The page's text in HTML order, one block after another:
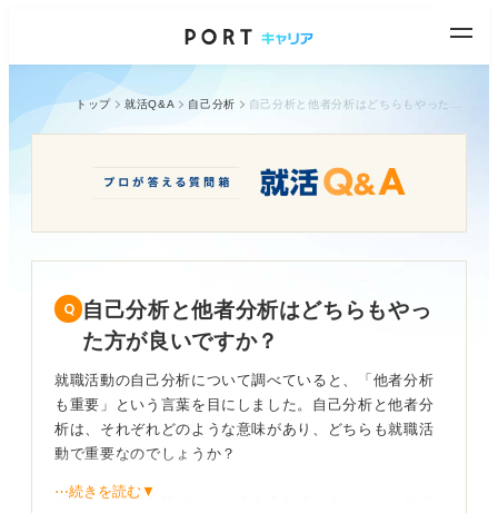
トップ 就活Q&A 自己分析
自己分析と他者分析はどちらもやっ
た方が良いですか？
就職活動の自己分析について調べていると、「他者分析
も重要」という言葉を目にしました。自己分析と他者分
析は、それぞれどのような意味があり、どちらも就職活
動で重要なのでしょうか？
これまで自己分析ばかりに力を入れていましたが、他者
⋯続きを読む▼